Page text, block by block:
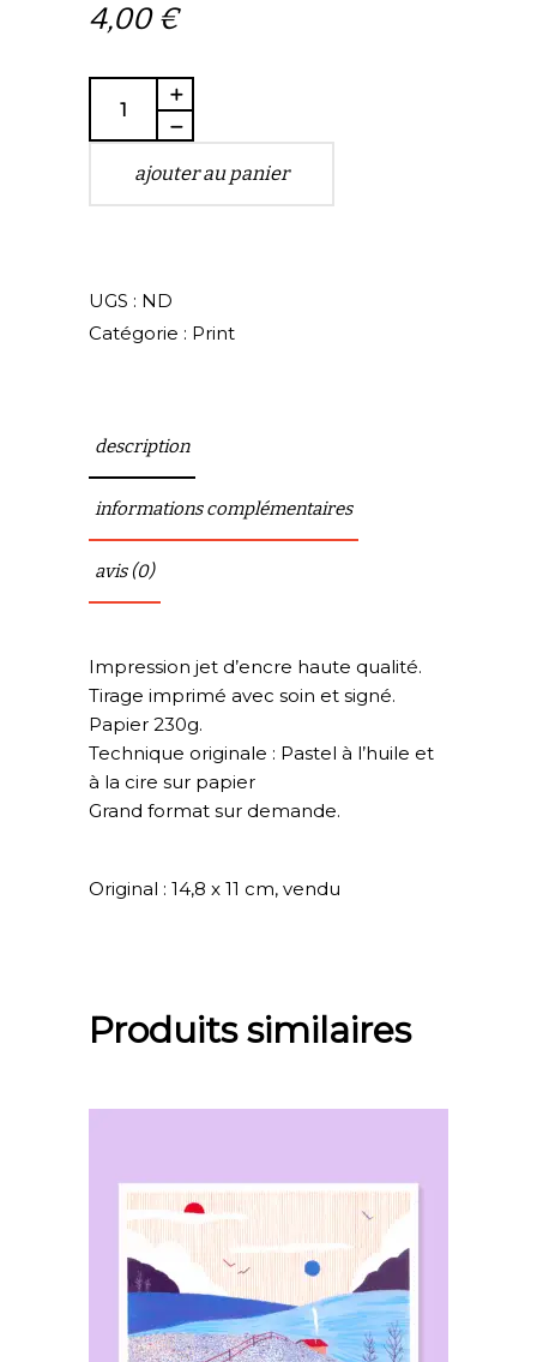
4,00 €
ajouter au panier
UGS : ND
Catégorie : Print
description
informations complémentaires
avis (0)
Impression jet d’encre haute qualité.
Tirage imprimé avec soin et signé.
Papier 230g.
Technique originale : Pastel à l’huile et
à la cire sur papier
Grand format sur demande.
Original : 14,8 x 11 cm, vendu
Produits similaires
choix des options
produit
a
plusieurs